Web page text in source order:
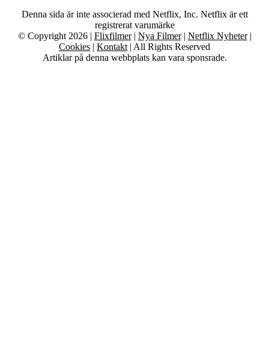
Denna sida är inte associerad med Netflix, Inc. Netflix är ett
registrerat varumärke
© Copyright 2026 | Flixfilmer| Nya Filmer| Netflix Nyheter|
Cookies | Kontakt | All Rights Reserved
Artiklar på denna webbplats kan vara sponsrade.